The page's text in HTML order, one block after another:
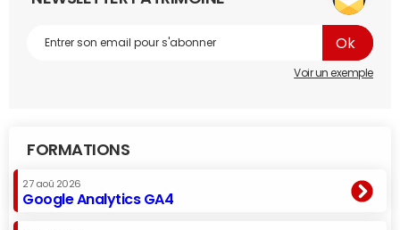
Voir un exemple
FORMATIONS
27 aoû 2026
Google Analytics GA4